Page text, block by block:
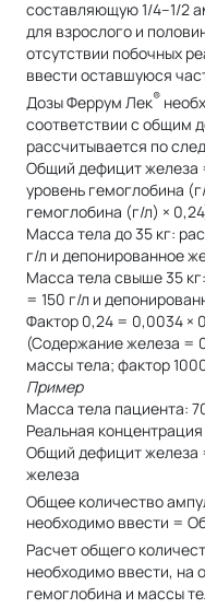
составляющую 1/4–1/2
для взрослого и
отсутствии побочных
ввести оставшуюся
Дозы Феррум Лек®
соответствии с общим
рассчитывается по
Общий дефицит железа
уровень гемоглобина
гемоглобина (г/л) ×
Масса тела до 35 кг:
г/л и депонированное
Масса тела свыше 35
= 150 г/л и
Фактор 0,24 = 0,0034 ×
(Содержание железа =
массы тела; фактор
Пример
Масса тела пациента:
Реальная
Общий дефицит железа
железа
Общее количество
необходимо ввести =
Расчет общего
необходимо ввести, на
гемоглобина и массы